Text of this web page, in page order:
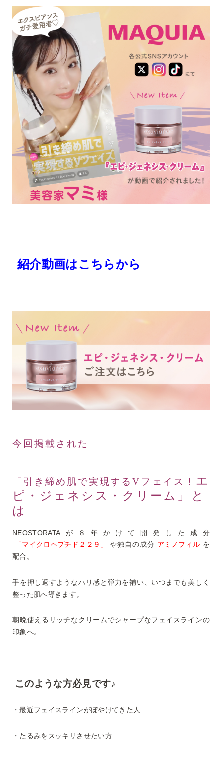
紹介動画はこちらから
今回掲載された
「引き締め肌で実現するVフェイス！ エ
ピ・ジェネシス・クリーム」と
は
NEOSTORATAが８年かけて開発した成分
「マイクロペプチド２２９」
や独自の成分 アミノフィル を
配合。
手を押し返すようなハリ感と弾力を補い、いつまでも美しく
整った肌へ導きます。
朝晩使えるリッチなクリームでシャープなフェイスラインの
印象へ。
このような方必見です♪
・最近フェイスラインがぼやけてきた人
・たるみをスッキリさせたい方